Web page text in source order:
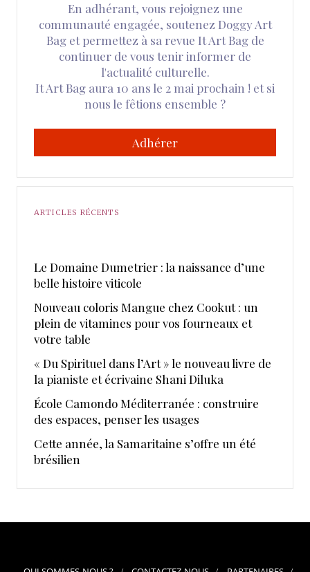
En adhérant, vous rejoignez une
communauté engagée, soutenez Doggy Art
Bag et permettez à sa revue It Art Bag de
continuer de vous tenir informer de
l'actualité culturelle.
It Art Bag aura 10 ans le 2 mai prochain ! et si
nous le fêtions ensemble ?
Adhérer
ARTICLES RÉCENTS
Le Domaine Dumetrier : la naissance d’une
belle histoire viticole
Nouveau coloris Mangue chez Cookut : un
plein de vitamines pour vos fourneaux et
votre table
« Du Spirituel dans l’Art » le nouveau livre de
la pianiste et écrivaine Shani Diluka
École Camondo Méditerranée : construire
des espaces, penser les usages
Cette année, la Samaritaine s’offre un été
brésilien